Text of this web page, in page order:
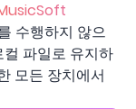
수행하지 않으
파일로 유지하
모든 장치에서